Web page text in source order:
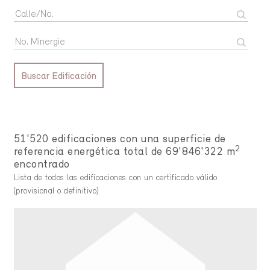
Buscar Edificación
51'520 edificaciones con una superficie de
referencia energética total de 69'846'322 m2
encontrado
Lista de todos las edificaciones con un certificado válido
(provisional o definitivo)